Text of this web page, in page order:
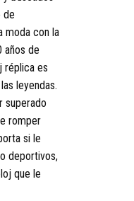
de
moda con la
años de
réplica es
leyendas.
superado
romper
si le
deportivos,
que le